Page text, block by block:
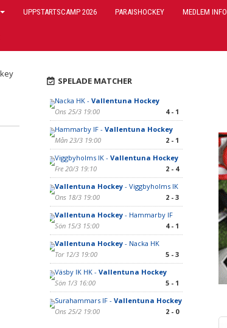
UPPSTARTSCAMP 2026 PARAISHOCKEY MEDLEM INFO
SPELADE MATCHER
Nacka HK - Vallentuna Hockey
Ons 25/3 19:00
4 - 1
Hammarby IF - Vallentuna Hockey
Mån 23/3 19:00
2 - 1
Viggbyholms IK - Vallentuna Hockey
Fre 20/3 19:10
2 - 4
Vallentuna Hockey- Viggbyholms IK
Ons 18/3 19:00
2 - 3
Vallentuna Hockey- Hammarby IF
Sön 15/3 15:00
4 - 1
Vallentuna Hockey- Nacka HK
Tor 12/3 19:00
5 - 3
Väsby IK HK - Vallentuna Hockey
Sön 1/3 16:00
5 - 1
Surahammars IF - Vallentuna Hockey
Ons 25/2 19:00
2 - 0